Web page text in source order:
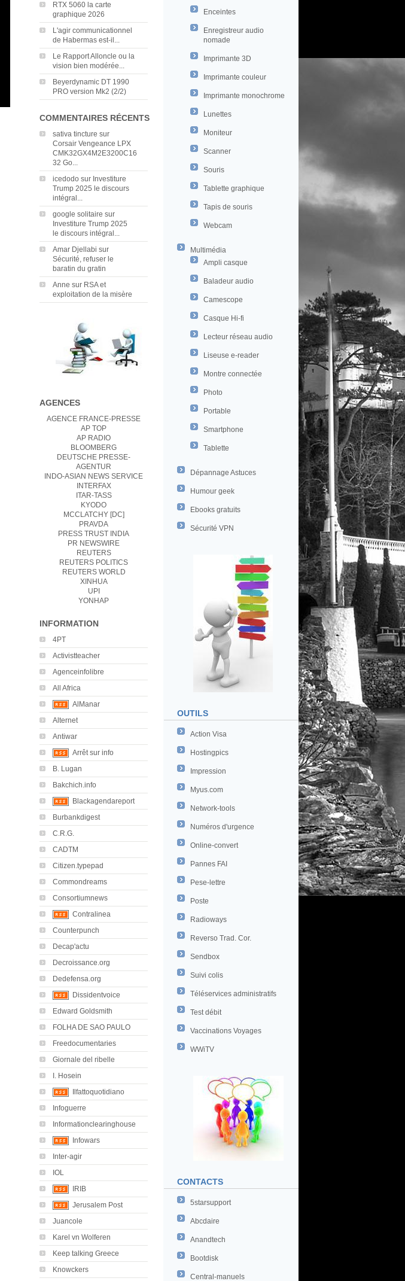
Enceintes
Enregistreur audio
nomade
Imprimante 3D
Imprimante couleur
Imprimante monochrome
Lunettes
Moniteur
Scanner
Souris
Tablette graphique
Tapis de souris
Webcam
Multimédia
Ampli casque
Baladeur audio
Camescope
Casque Hi-fi
Lecteur réseau audio
Liseuse e-reader
Montre connectée
Photo
Portable
Smartphone
Tablette
Dépannage Astuces
Humour geek
Ebooks gratuits
Sécurité VPN
OUTILS
Action Visa
Hostingpics
Impression
Myus.com
Network-tools
Numéros d'urgence
Online-convert
Pannes FAI
Pese-lettre
Poste
Radioways
Reverso Trad. Cor.
Sendbox
Suivi colis
Téléservices administratifs
Test débit
Vaccinations Voyages
WWiTV
CONTACTS
5starsupport
Abcdaire
Anandtech
Bootdisk
Central-manuels
RTX 5060 la carte
graphique 2026
L'agir communicationnel
de Habermas est-il...
Le Rapport Alloncle ou la
vision bien modérée...
Beyerdynamic DT 1990
PRO version Mk2 (2/2)
COMMENTAIRES RÉCENTS
sativa tincture sur
Corsair Vengeance LPX
CMK32GX4M2E3200C16
32 Go...
icedodo sur Investiture
Trump 2025 le discours
intégral...
google solitaire sur
Investiture Trump 2025
le discours intégral...
Amar Djellabi sur
Sécurité, refuser le
baratin du gratin
Anne sur RSA et
exploitation de la misère
AGENCES
AGENCE FRANCE-PRESSE
AP TOP
AP RADIO
BLOOMBERG
DEUTSCHE PRESSE-
AGENTUR
INDO-ASIAN NEWS SERVICE
INTERFAX
ITAR-TASS
KYODO
MCCLATCHY [DC]
PRAVDA
PRESS TRUST INDIA
PR NEWSWIRE
REUTERS
REUTERS POLITICS
REUTERS WORLD
XINHUA
UPI
YONHAP
INFORMATION
4PT
Activistteacher
Agenceinfolibre
All Africa
AlManar
Alternet
Antiwar
Arrêt sur info
B. Lugan
Bakchich.info
Blackagendareport
Burbankdigest
C.R.G.
CADTM
Citizen.typepad
Commondreams
Consortiumnews
Contralinea
Counterpunch
Decap'actu
Decroissance.org
Dedefensa.org
Dissidentvoice
Edward Goldsmith
FOLHA DE SAO PAULO
Freedocumentaries
Giornale del ribelle
I. Hosein
Ilfattoquotidiano
Infoguerre
Informationclearinghouse
Infowars
Inter-agir
IOL
IRIB
Jerusalem Post
Juancole
Karel vn Wolferen
Keep talking Greece
Knowckers